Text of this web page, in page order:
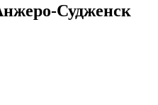
Судженск